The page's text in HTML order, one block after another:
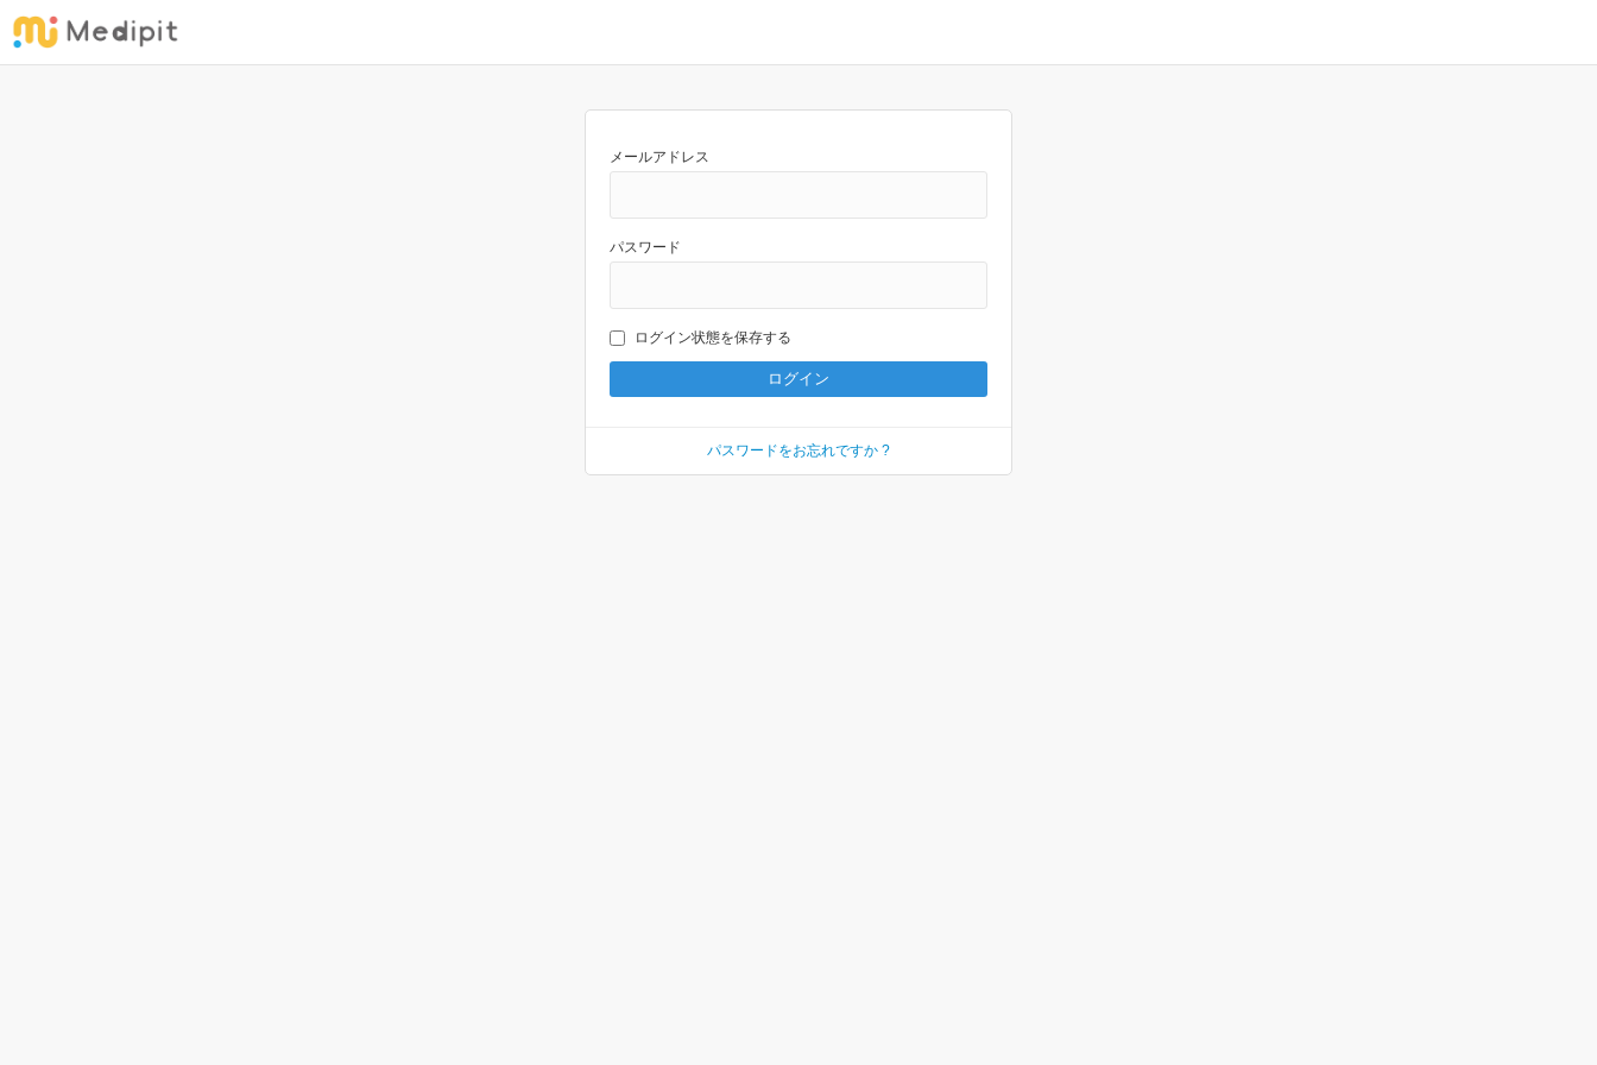
メールアドレス
パスワード
ログイン状態を保存する
パスワードをお忘れですか ?